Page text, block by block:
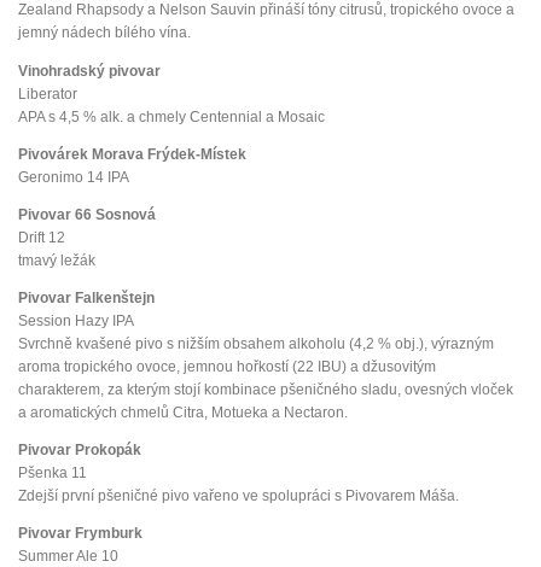
Zealand Rhapsody a Nelson Sauvin přináší tóny citrusů, tropického ovoce a
jemný nádech bílého vína.
Vinohradský pivovar
Liberator
APA s 4,5 % alk. a chmely Centennial a Mosaic
Pivovárek Morava Frýdek-Místek
Geronimo 14 IPA
Pivovar 66 Sosnová
Drift 12
tmavý ležák
Pivovar Falkenštejn
Session Hazy IPA
Svrchně kvašené pivo s nižším obsahem alkoholu (4,2 % obj.), výrazným
aroma tropického ovoce, jemnou hořkostí (22 IBU) a džusovitým
charakterem, za kterým stojí kombinace pšeničného sladu, ovesných vloček
a aromatických chmelů Citra, Motueka a Nectaron.
Pivovar Prokopák
Pšenka 11
Zdejší první pšeničné pivo vařeno ve spolupráci s Pivovarem Máša.
Pivovar Frymburk
Summer Ale 10